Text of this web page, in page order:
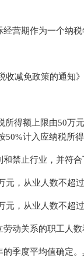
营期作为一个纳
收减免政策的通知
所得额上限由50万
计入应纳税所
禁止行业，并符
，从业人数不超
，从业人数不超
动关系的职工人
季度平均值确定